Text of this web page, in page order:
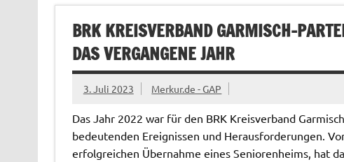
BRK KREISVERBAND GARMISCH-
DAS VERGANGENE JAHR
3. Juli 2023 Merkur.de - GAP
Das Jahr 2022 war für den BRK Kreisverband
bedeutenden Ereignissen und Herausforderungen.
erfolgreichen Übernahme eines Seniorenheims, hat